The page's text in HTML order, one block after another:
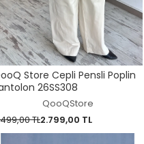
Store Cepli Pensli Poplin
26SS308
QooQStore
TL2.799,00 TL